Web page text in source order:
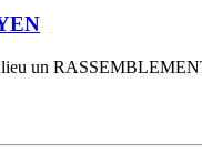
RASSEMBLEMENT